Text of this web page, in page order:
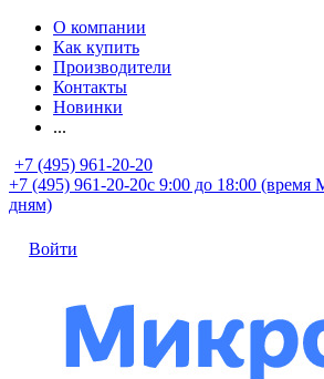
О компании
Как купить
Производители
Контакты
Новинки
...
+7 (495) 961-20-20
+7 (495) 961-20-20с 9:00 до 18:00
дням)
Войти